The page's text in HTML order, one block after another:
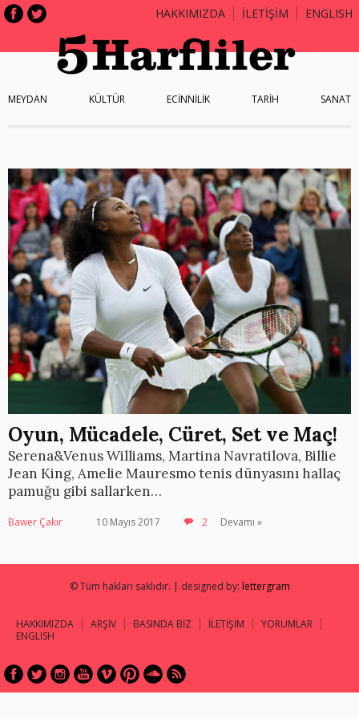
HAKKIMIZDA İLETİŞİM ENGLISH
MEYDAN KÜLTÜR ECİNNİLİK TARİH SANAT
Oyun, Mücadele, Cüret, Set ve Maç!
Serena&Venus Williams, Martina Navratilova, Billie
Jean King, Amelie Mauresmo tenis dünyasını hallaç
pamuğu gibi sallarken…
Bawer Çakır 10 Mayıs 2017 2 Devamı »
© Tüm hakları saklıdır. | designed by: lettergram
HAKKIMIZDA ARŞİV BASINDA BİZ İLETİŞİM
YORUMLAR
ENGLISH